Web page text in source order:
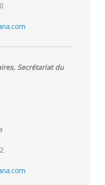
Secrétariat du